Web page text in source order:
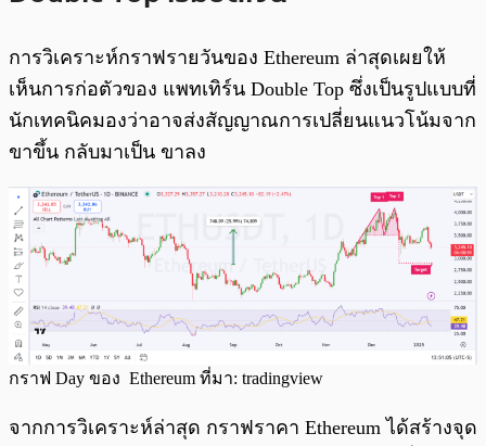
การวิเคราะห์กราฟรายวันของ Ethereum ล่าสุดเผยให้
เห็นการก่อตัวของ แพทเทิร์น Double Top ซึ่งเป็นรูปแบบที่
นักเทคนิคมองว่าอาจส่งสัญญาณการเปลี่ยนแนวโน้มจาก
ขาขึ้น กลับมาเป็น ขาลง
กราฟ Day ของ Ethereum ที่มา: tradingview
จากการวิเคราะห์ล่าสุด กราฟราคา Ethereum ได้สร้างจุด